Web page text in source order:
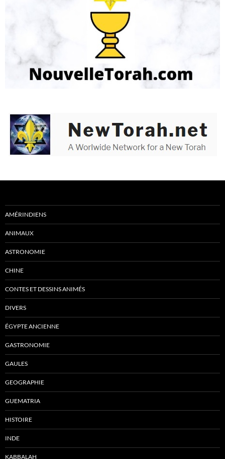
AMÉRINDIENS
ANIMAUX
ASTRONOMIE
CHINE
CONTES ET DESSINS ANIMÉS
DIVERS
ÉGYPTE ANCIENNE
GASTRONOMIE
GAULES
GEOGRAPHIE
GUEMATRIA
HISTOIRE
INDE
KABBALAH